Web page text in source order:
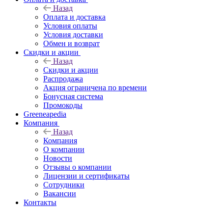
Назад
Оплата и доставка
Условия оплаты
Условия доставки
Обмен и возврат
Скидки и акции
Назад
Скидки и акции
Распродажа
Акция ограничена по времени
Бонусная система
Промокоды
Greeneapedia
Компания
Назад
Компания
О компании
Новости
Отзывы о компании
Лицензии и сертификаты
Сотрудники
Вакансии
Контакты